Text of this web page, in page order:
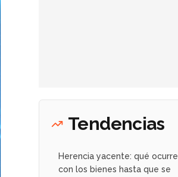
Tendencias
Herencia yacente: qué ocurre
con los bienes hasta que se